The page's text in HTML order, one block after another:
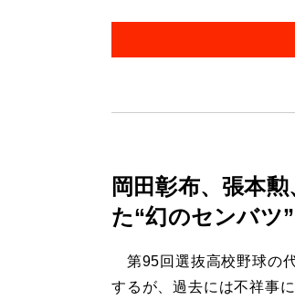
岡田彰布、張本
た“幻のセンバツ
第95回選抜高校野球の
するが、過去には不祥事